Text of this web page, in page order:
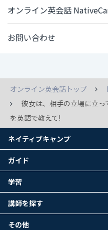
オンライン英会話
お問い合わせ
オンライン英会話トップ
彼女は、相手の立場に立
を英語で教えて!
ネイティブキャンプ
ガイド
学習
講師を探す
その他